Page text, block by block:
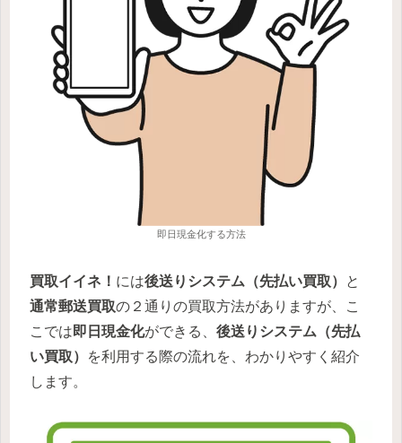
即日現金化する方法
買取イイネ！ には後送りシステム（先払い買取）
と
通常郵送買取の２通りの買取方法がありますが、こ
こでは 即日現金化ができる、 後送りシステム（先払
い買取）
を利用する際の流れを、わかりやすく紹介
します。